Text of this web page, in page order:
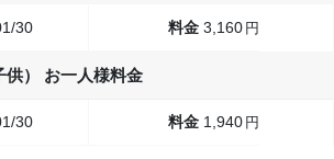
30 3,160 円
供） お一人様料金
30 1,940 円